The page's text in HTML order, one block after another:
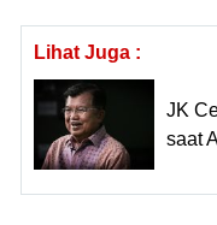
Lihat Juga :
JK
saat